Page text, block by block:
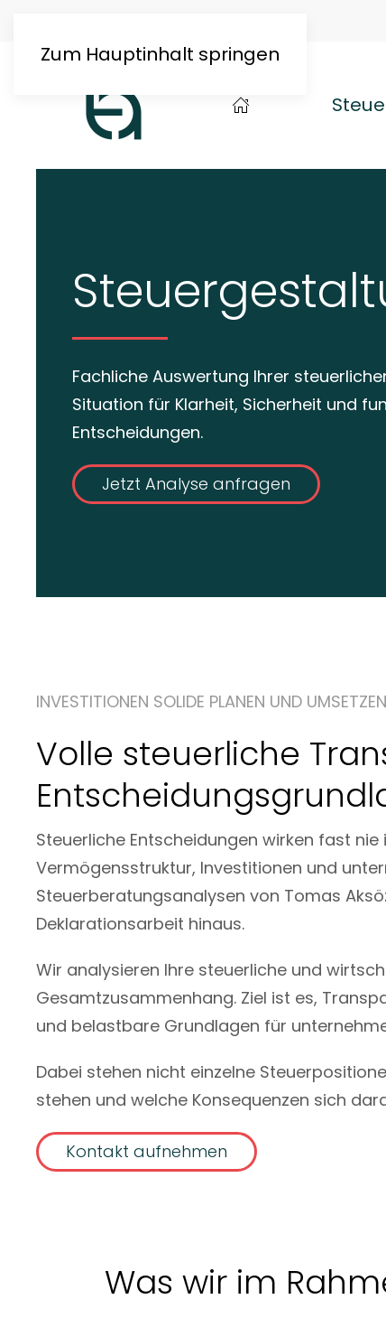
Zum Hauptinhalt springen
Fachliche Auswertung Ihrer
Situation für Klarheit, Sicherheit und
Entscheidungen.
Jetzt Analyse anfragen
INVESTITIONEN SOLIDE PLANEN UND UMSETZEN
Volle steuerliche
Steuerliche Entscheidungen wirken fast
Vermögensstruktur, Investitionen und
Steuerberatungsanalysen von Tomas
Deklarationsarbeit hinaus.
Wir analysieren Ihre steuerliche und
Gesamtzusammenhang. Ziel ist es,
und belastbare Grundlagen für
Dabei stehen nicht einzelne
stehen und welche Konsequenzen sich
Kontakt aufnehmen
Was wir im